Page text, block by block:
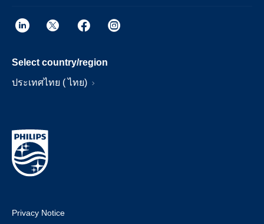
Select country/region
ประเทศไทย ( ไทย)
Privacy Notice